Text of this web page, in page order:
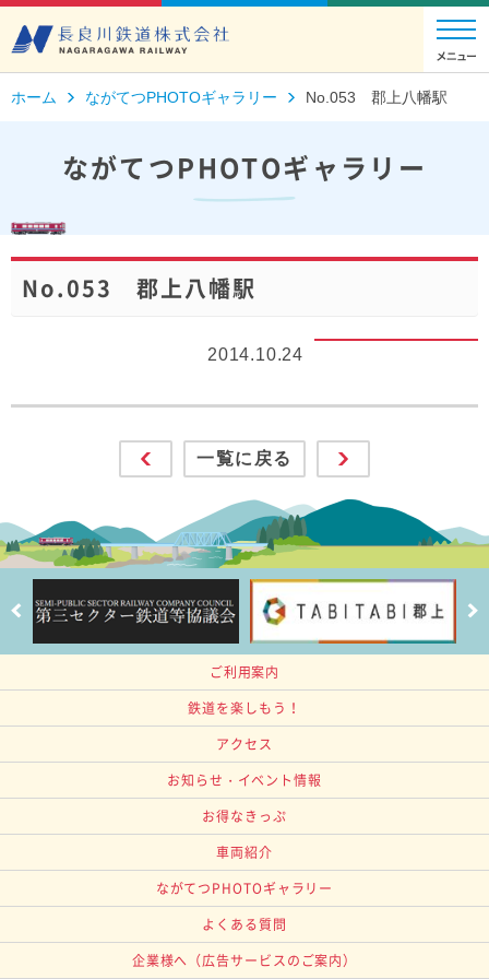
ホーム ながてつPHOTOギャラリー No.053 郡上八幡駅
ながてつPHOTOギャラリー
No.053 郡上八幡駅
2014.10.24
一覧に戻る
ご利用案内
鉄道を楽しもう！
アクセス
お知らせ・イベント情報
お得なきっぷ
車両紹介
ながてつPHOTOギャラリー
よくある質問
企業様へ （広告サービスのご案内）